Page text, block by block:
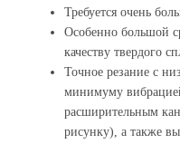
Требуется очень
Особенно большой
качеству твердого
Точное резание с
минимуму
расширительным
рисунку), а также